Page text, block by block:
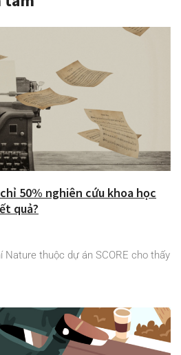
50% nghiên cứu khoa học
quả?
Nature thuộc dự án SCORE cho thấy